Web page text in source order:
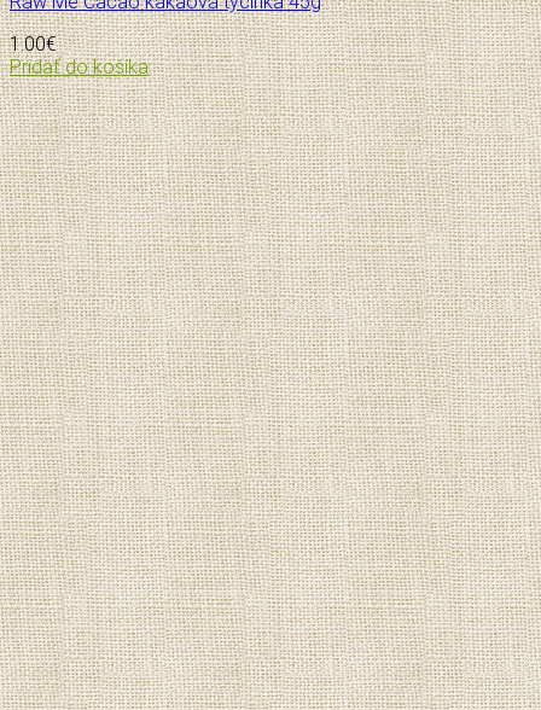
1.00€
Pridať do košíka